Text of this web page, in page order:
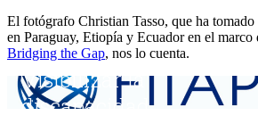
El fotógrafo Christian Tasso, que ha
en Paraguay, Etiopía y Ecuador en el marco
Bridging the Gap, nos lo cuenta.